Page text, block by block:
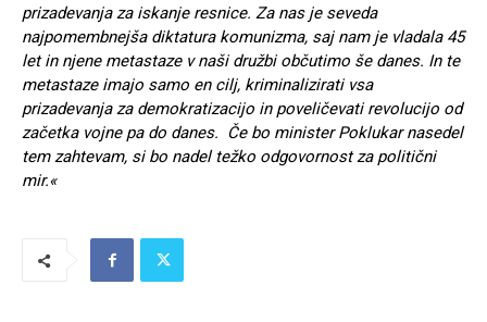
prizadevanja za iskanje resnice. Za nas je seveda
najpomembnejša diktatura komunizma, saj nam je vladala 45
let in njene metastaze v naši družbi občutimo še danes. In te
metastaze imajo samo en cilj, kriminalizirati vsa
prizadevanja za demokratizacijo in poveličevati revolucijo od
začetka vojne pa do danes. Če bo minister Poklukar nasedel
tem zahtevam, si bo nadel težko odgovornost za politični
mir.«